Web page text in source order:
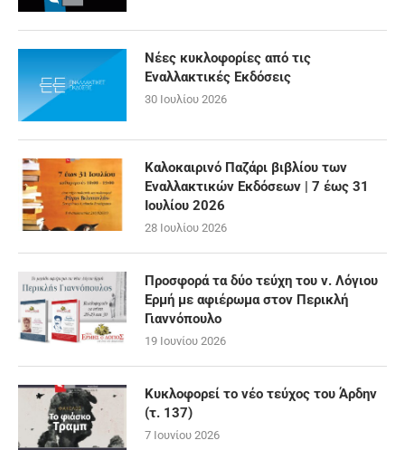
Νέες κυκλοφορίες από τις
Εναλλακτικές Εκδόσεις
30 Ιουλίου 2026
Καλοκαιρινό Παζάρι βιβλίου των
Εναλλακτικών Εκδόσεων | 7 έως 31
Ιουλίου 2026
28 Ιουλίου 2026
Προσφορά τα δύο τεύχη του ν. Λόγιου
Ερμή με αφιέρωμα στον Περικλή
Γιαννόπουλο
19 Ιουνίου 2026
Κυκλοφορεί το νέο τεύχος του Άρδην
(τ. 137)
7 Ιουνίου 2026